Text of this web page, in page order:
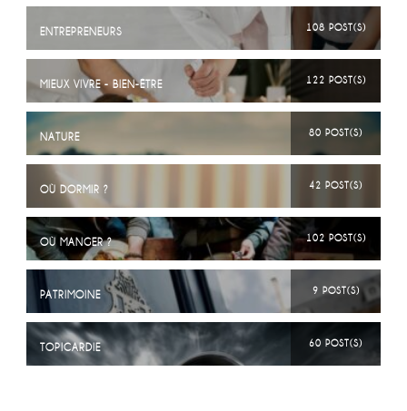
ENTREPRENEURS 108 POST(S)
MIEUX VIVRE - BIEN-ÊTRE 122 POST(S)
NATURE 80 POST(S)
OÙ DORMIR ? 42 POST(S)
OÙ MANGER ? 102 POST(S)
PATRIMOINE 9 POST(S)
TOPICARDIE 60 POST(S)